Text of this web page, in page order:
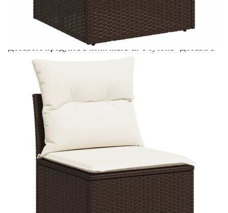
количката" и при поръчка ще можете да изберете броя
вноски на кредита.
Предоставената таблица е с информационна цел.
Добавете продукта в количката си с бутона "Добави в
количката" и при поръчка ще можете да изберете броя
вноски на кредита.
Предоставената таблица е с информационна цел.
Добавете продукта в количката си с бутона "Добави в
количката" и при поръчка ще можете да изберете броя
вноски на кредита.
Предоставената таблица е с информационна цел.
Добавете продукта в количката си с бутона "Добави в
количката" и при поръчка ще можете да изберете броя
вноски на кредита.
Когато плащате с NewPay, всъщност NewPay плаща
поръчката Ви вместо Вас. Вие я получавате и
разполагате с три начина да я платите към тях: